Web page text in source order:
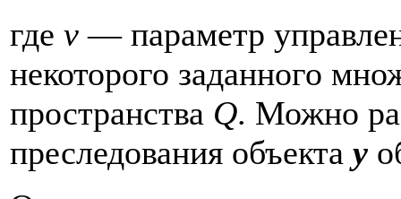
где v— параметр
некоторого заданного
пространства Q. Можно
преследования объекта y